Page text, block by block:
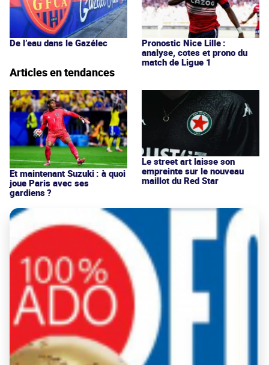
De l’eau dans le Gazélec
Pronostic Nice Lille :
analyse, cotes et prono du
match de Ligue 1
Articles en tendances
Et maintenant Suzuki : à quoi
joue Paris avec ses
gardiens ?
Le street art laisse son
empreinte sur le nouveau
maillot du Red Star